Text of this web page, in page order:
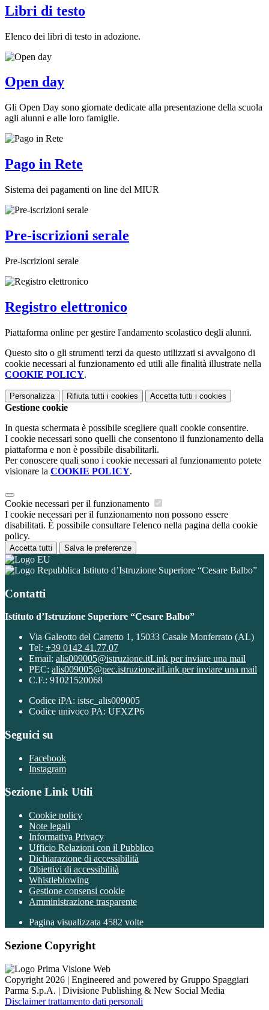
Libri di testo
Elenco dei libri di testo in adozione.
Open day
Gli Open Day sono giornate dedicate alla presentazione della scuola
agli alunni e alle loro famiglie.
Pago in Rete
Sistema dei pagamenti on line del MIUR
Pre-iscrizioni serale
Pre-iscrizioni serale
Registro elettronico
Piattaforma online per gestire l'andamento scolastico degli alunni.
Questo sito o gli strumenti terzi da questo utilizzati si avvalgono di
cookie necessari al funzionamento ed utili alle finalità illustrate nella
COOKIE POLICY.
Personalizza Rifiuta tutti i cookies Accetta tutti i cookies
Gestione cookie
In questa schermata è possibile scegliere quali cookie consentire.
I cookie necessari sono quelli che consentono il funzionamento della
piattaforma e non è possibile disabilitarli.
Per conoscere quali sono i cookie necessari al funzionamento potete
visionare la COOKIE POLICY.
Cookie necessari per il funzionamento
I cookie necessari per il funzionamento non possono essere
disabilitati. È possibile consultare l'elenco nella pagina della cookie
policy.
Accetta tutti Salva le preferenze
Istituto d’Istruzione Superiore “Cesare Balbo”
Contatti
Istituto d’Istruzione Superiore “Cesare Balbo”
Via Galeotto del Carretto 1, 15033 Casale Monferrato (AL)
Tel: +39 0142 41.77.07
Email: alis009005@istruzione.itLink per inviare una mail
PEC: alis009005@pec.istruzione.itLink per inviare una mail
C.F.: 91021520068
Codice iPA: istsc_alis009005
Codice univoco PA: UFXZP6
Seguici su
Facebook
Instagram
Sezione Link Utili
Cookie policy
Note legali
Informativa Privacy
Ufficio Relazioni con il Pubblico
Dichiarazione di accessibilità
Obiettivi di accessibilità
Whistleblowing
Gestione consensi cookie
Amministrazione trasparente
Pagina visualizzata 4582 volte
Sezione Copyright
Copyright 2026 | Engineered and powered by Gruppo Spaggiari
Parma S.p.A. | Divisione Publishing & New Social Media
Disclaimer trattamento dati personali